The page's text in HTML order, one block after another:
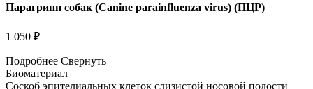
Парагрипп собак (Canine parainfluenza virus) (ПЦР)
1 050 ₽
Подробнее Свернуть
Биоматериал
Соскоб эпителиальных клеток слизистой носовой полости